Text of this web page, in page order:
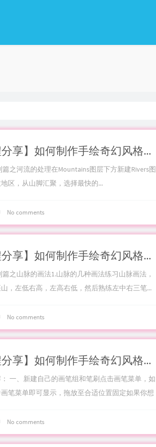
【Photoshop基础教程分享】如何制作手绘奇幻风格游戏世界地图 第三节-2部分 How To Draw Fantasy Map零基础全流程分享
篇之河流的处理在Mountains图层下方新建Rivers图
区，从山脚汇聚，选择最快的...
No comments
【Photoshop基础教程分享】如何制作手绘奇幻风格游戏世界地图 第三节-1部分 How To Draw Fantasy Map零基础全流程分享
之山脉的画法1.山脉的几种画法练习山脉画法，
，左低右高，左高右低，然后熟练左中右三笔...
No comments
【Photoshop基础教程分享】如何制作手绘奇幻风格游戏世界地图 第二节 How To Draw Fantasy Map零基础全流程分享
一、新建自己的画笔组和笔刷点击画笔菜单，如
笔菜单即可显示，拖放至合适位置固定如果你想
No comments